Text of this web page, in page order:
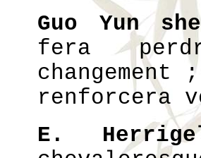
Guo Yun
fera
renforcera
E.